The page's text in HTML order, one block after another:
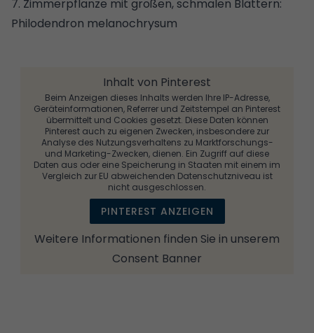
7. Zimmerpflanze mit großen, schmalen Blättern:
Philodendron melanochrysum
Inhalt von Pinterest
Beim Anzeigen dieses Inhalts werden Ihre IP-Adresse,
Geräteinformationen, Referrer und Zeitstempel an Pinterest
übermittelt und Cookies gesetzt. Diese Daten können
Pinterest auch zu eigenen Zwecken, insbesondere zur
Analyse des Nutzungsverhaltens zu Marktforschungs-
und Marketing-Zwecken, dienen. Ein Zugriff auf diese
Daten aus oder eine Speicherung in Staaten mit einem im
Vergleich zur EU abweichenden Datenschutzniveau ist
nicht ausgeschlossen.
PINTEREST ANZEIGEN
Weitere Informationen finden Sie in unserem
Consent Banner